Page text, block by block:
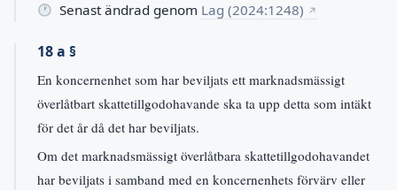
Senast ändrad genom Lag (2024:1248) ↗
18 a §
En koncernenhet som har beviljats ett marknadsmässigt
överlåtbart skattetillgodohavande ska ta upp detta som intäkt
för det år då det har beviljats.
Om det marknadsmässigt överlåtbara skattetillgodohavandet
har beviljats i samband med en koncernenhets förvärv eller